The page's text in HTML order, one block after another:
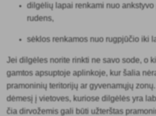
dilgėlių lapai renkami nuo
rudens,
sėklos renkamos nuo rugpjūčio iki
Jei dilgėles norite rinkti ne savo sode, o
gamtos apsuptoje aplinkoje, kur šalia
pramoninių teritorijų ar gyvenamųjų
dėmesį į vietoves, kuriose dilgėlės yra
čia dirvožemis gali būti užterštas